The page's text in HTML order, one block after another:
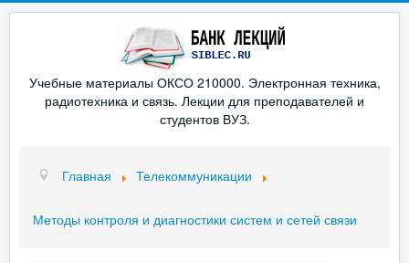
Учебные материалы ОКСО 210000. Электронная техника,
радиотехника и связь. Лекции для преподавателей и
студентов ВУЗ.
Главная Телекоммуникации
Методы контроля и диагностики систем и сетей связи